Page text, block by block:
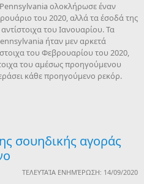
ολοκλήρωσε έναν
του 2020, αλλά τα έσοδά της
του Ιανουαρίου. Τα
ήταν μεν αρκετά
του Φεβρουαρίου του 2020,
του αμέσως προηγούμενου
κάθε προηγούμενο ρεκόρ.
σουηδικής αγοράς
ΤΕΛΕΥΤΑΊΑ ΕΝΗΜΈΡΩΣΗ: 14/09/2020